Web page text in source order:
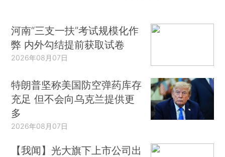
河南“三支一扶”考试规模化作
弊 内外勾结提前获取试卷
2026年08月07日
特朗普坚称美国防空弹药库存
充足 但不会向乌克兰提供更
多
2026年08月07日
【我闻】光大旗下上市公司出